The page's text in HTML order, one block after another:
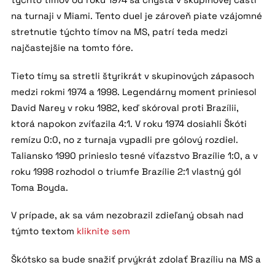
na turnaji v Miami. Tento duel je zároveň piate vzájomné
stretnutie týchto tímov na MS, patrí teda medzi
najčastejšie na tomto fóre.
Tieto tímy sa stretli štyrikrát v skupinových zápasoch
medzi rokmi 1974 a 1998. Legendárny moment priniesol
David Narey v roku 1982, keď skóroval proti Brazílii,
ktorá napokon zvíťazila 4:1. V roku 1974 dosiahli Škóti
remízu 0:0, no z turnaja vypadli pre gólový rozdiel.
Taliansko 1990 prinieslo tesné víťazstvo Brazílie 1:0, a v
roku 1998 rozhodol o triumfe Brazílie 2:1 vlastný gól
Toma Boyda.
V prípade, ak sa vám nezobrazil zdieľaný obsah nad
týmto textom kliknite sem
Škótsko sa bude snažiť prvýkrát zdolať Brazíliu na MS a